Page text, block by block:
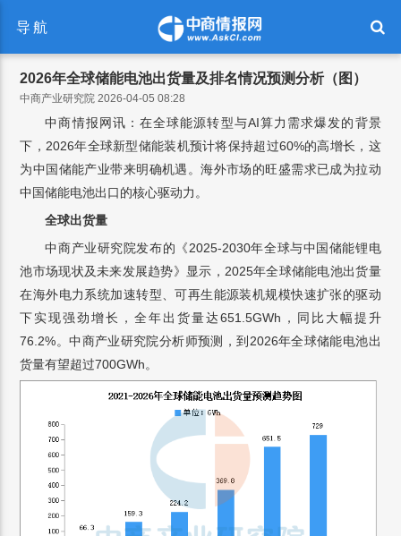
导航
2026年全球储能电池出货量及排名情况预测分析（图）
中商产业研究院 2026-04-05 08:28
中商情报网讯：在全球能源转型与AI算力需求爆发的背景
下，2026年全球新型储能装机预计将保持超过60%的高增长，这
为中国储能产业带来明确机遇。海外市场的旺盛需求已成为拉动
中国储能电池出口的核心驱动力。
全球出货量
中商产业研究院发布的《2025-2030年全球与中国储能锂电
池市场现状及未来发展趋势》显示，2025年全球储能电池出货量
在海外电力系统加速转型、可再生能源装机规模快速扩张的驱动
下实现强劲增长，全年出货量达651.5GWh，同比大幅提升
76.2%。中商产业研究院分析师预测，到2026年全球储能电池出
货量有望超过700GWh。